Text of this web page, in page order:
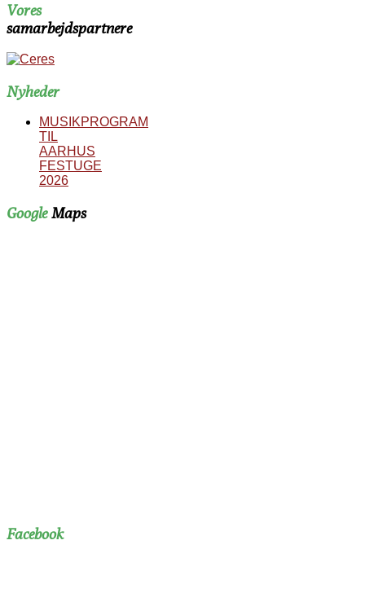
Vores
samarbejdspartnere
Nyheder
MUSIKPROGRAM
TIL
AARHUS
FESTUGE
2026
GoogleMaps
Facebook